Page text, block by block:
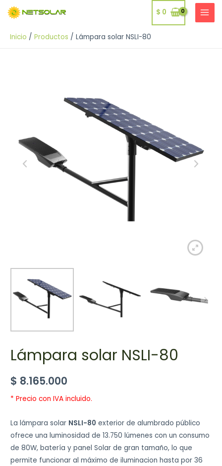
contenido
$ 0
MAIN
Inicio Productos Lámpara solar NSLI-80
Lámpara solar NSLI-80
$ 8.165.000
* Precio con IVA incluido.
La lámpara solar NSLI-80 exterior de alumbrado público
ofrece una luminosidad de 13.750 lúmenes con un consumo
de 80W, batería y panel Solar de gran tamaño, lo que
permite funcionar al máximo de iluminacion hasta por 36